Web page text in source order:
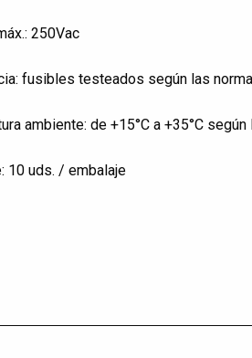
250Vac
fusibles testeados según las
ambiente: de +15°C a +35°C según
10 uds. / embalaje